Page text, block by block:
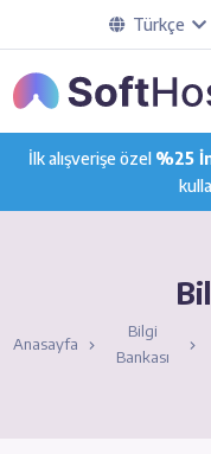
Türkçe
İlk alışverişe özel %25
Anasayfa
Bilgi
Bankası